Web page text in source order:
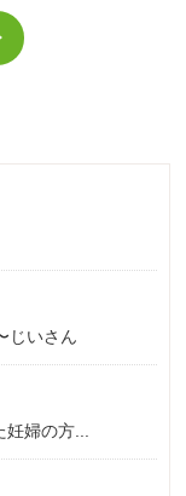
じいさん
婦の方...